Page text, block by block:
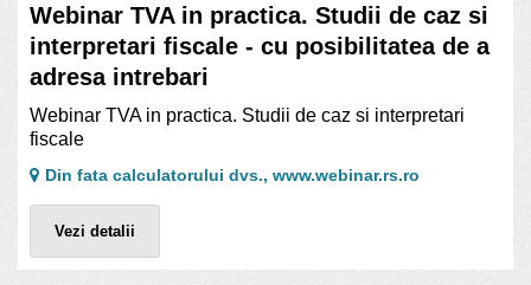
Webinar TVA in practica. Studii de caz si
interpretari fiscale - cu posibilitatea de a
adresa intrebari
Webinar TVA in practica. Studii de caz si interpretari
fiscale
Din fata calculatorului dvs., www.webinar.rs.ro
Vezi detalii